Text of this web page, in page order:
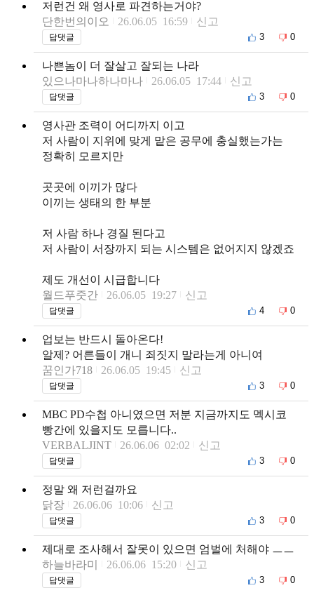
저런건 왜 영사로 파견하는거야?
단한번의이오
26.06.05 16:59 신고
답댓글 3 0
나쁜놈이 더 잘살고 잘되는 나라
있으나마나하나마나
26.06.05 17:44 신고
답댓글 3 0
영사관 조력이 어디까지 이고
저 사람이 지위에 맞게 맡은 공무에 충실했는가는
정확히 모르지만
곳곳에 이끼가 많다
이끼는 생태의 한 부분
저 사람 하나 경질 된다고
저 사람이 서장까지 되는 시스템은 없어지지 않겠죠
제도 개선이 시급합니다
월드푸줏간
26.06.05 19:27 신고
답댓글 4 0
업보는 반드시 돌아온다!
알제? 어른들이 개니 죄짓지 말라는게 아니여
꿈인가718
26.06.05 19:45 신고
답댓글 3 0
MBC PD수첩 아니였으면 저분 지금까지도 멕시코
빵간에 있을지도 모릅니다..
VERBALJINT
26.06.06 02:02 신고
답댓글 3 0
정말 왜 저런걸까요
닭장
26.06.06 10:06 신고
답댓글 3 0
제대로 조사해서 잘못이 있으면 엄벌에 처해야 ㅡㅡ
하늘바라미
26.06.06 15:20 신고
답댓글 3 0